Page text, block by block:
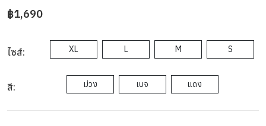
฿1,690
ไซส์: XL L M S
สี: ม่วง เบจ แดง